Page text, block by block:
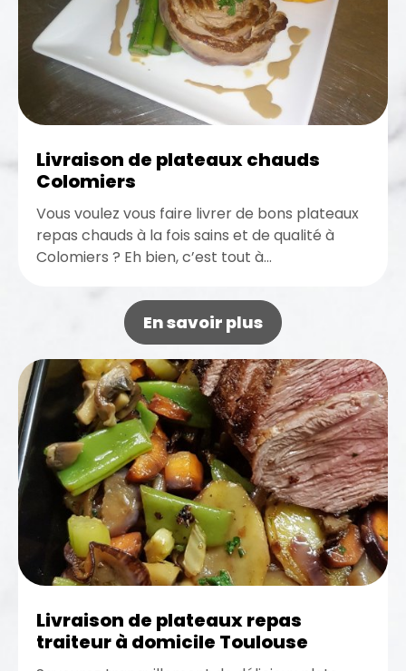
Livraison de plateaux chauds
Colomiers
Vous voulez vous faire livrer de bons plateaux
repas chauds à la fois sains et de qualité à
Colomiers ? Eh bien, c’est tout à...
En savoir plus
Livraison de plateaux repas
traiteur à domicile Toulouse